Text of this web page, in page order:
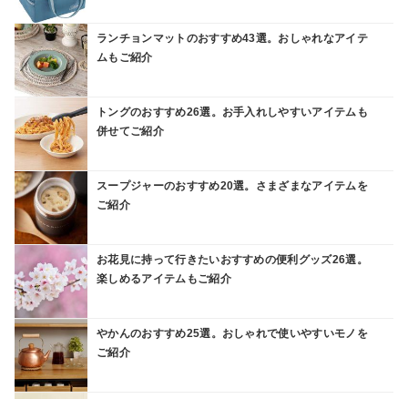
ランチョンマットのおすすめ43選。おしゃれなアイテ
ムもご紹介
トングのおすすめ26選。お手入れしやすいアイテムも
併せてご紹介
スープジャーのおすすめ20選。さまざまなアイテムを
ご紹介
お花見に持って行きたいおすすめの便利グッズ26選。
楽しめるアイテムもご紹介
やかんのおすすめ25選。おしゃれで使いやすいモノを
ご紹介